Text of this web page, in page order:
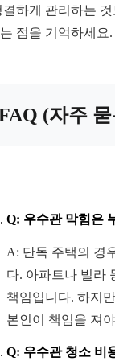
결하게 관리하는
점을 기억하세요.
(자주
Q: 우수관 막힘은
A: 단독 주택의 경
다. 아파트나 빌라
책임입니다. 하지
본인이 책임을 져
Q: 우수관 청소 비